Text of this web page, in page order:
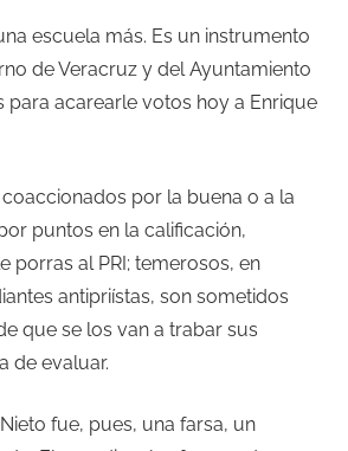
escuela más. Es un instrumento
de Veracruz y del Ayuntamiento
para acarearle votos hoy a Enrique
por la buena o a la
puntos en la calificación,
porras al PRI; temerosos, en
antipriístas, son sometidos
que se los van a trabar sus
de evaluar.
fue, pues, una farsa, un